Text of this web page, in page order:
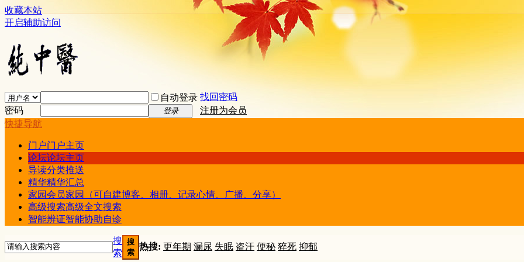
收藏本站
开启辅助访问
自动登录 找回密码
密码
登录
注册为会员
快捷导航
门户门户主页
论坛论坛主页
导读分类推送
精华精华汇总
家园会员家园（可自建博客、相册、记录心情、广播、分享）
高级搜索高级全文搜索
智能辨证智能协助自诊
搜
索
搜
索
热搜: 更年期 漏尿 失眠 盗汗 便秘 猝死 抑郁